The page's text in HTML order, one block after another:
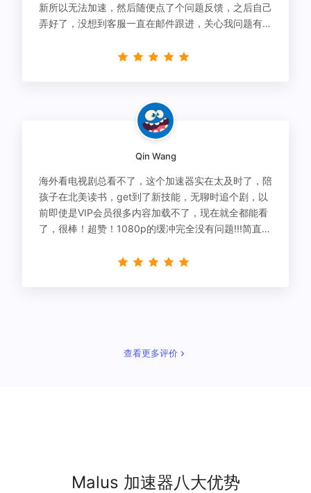
新所以无法加速，然后随便点了个问题反馈，之后自己
弄好了，没想到客服一直在邮件跟进，关心我问题有没
Qin Wang
海外看电视剧总看不了，这个加速器实在太及时了，陪
孩子在北美读书，get到了新技能，无聊时追个剧，以
前即使是VIP会员很多内容加载不了，现在就全都能看
了，很棒！超赞！1080p的缓冲完全没有问题!!!简直救
查看更多评价
Malus 加速器八大优势